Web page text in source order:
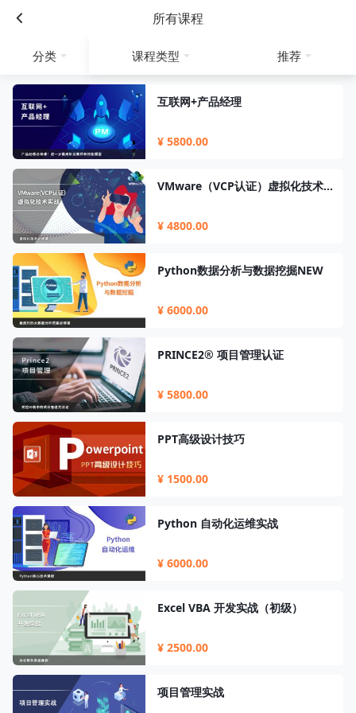
所有课程
分类 课程类型 推荐
互联网+产品经理
¥ 5800.00
VMware（VCP认证）虚拟化技术实战
¥ 4800.00
Python数据分析与数据挖掘NEW
¥ 6000.00
PRINCE2® 项目管理认证
¥ 5800.00
PPT高级设计技巧
¥ 1500.00
Python 自动化运维实战
¥ 6000.00
Excel VBA 开发实战（初级）
¥ 2500.00
项目管理实战